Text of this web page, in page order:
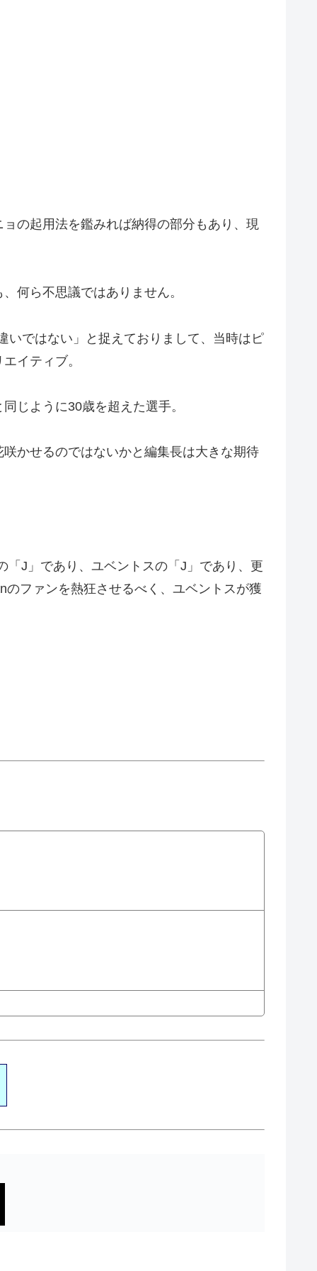
の起用法を鑑みれば納得の部分もあり、現
何ら不思議ではありません。
いではない」と捉えておりまして、当時はピ
イティブ。
じように30歳を超えた選手。
かせるのではないかと編集長は大きな期待
J」であり、ユベントスの「J」であり、更
ファンを熱狂させるべく、ユベントスが獲